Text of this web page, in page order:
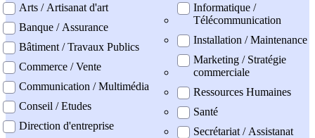
Arts / Artisanat d'art
Banque / Assurance
Bâtiment / Travaux Publics
Commerce / Vente
Communication / Multimédia
Conseil / Etudes
Direction d'entreprise
Informatique /
Télécommunication
Installation / Maintenance
Marketing / Stratégie
commerciale
Ressources Humaines
Santé
Secrétariat / Assistanat